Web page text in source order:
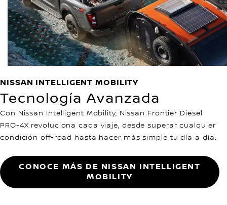
Tecnología Avanzada
NISSAN INTELLIGENT MOBILITY
Con Nissan Intelligent Mobility, Nissan Frontier Diesel
PRO-4X revoluciona cada viaje, desde superar cualquier
condición off-road hasta hacer más simple tu día a día.
CONOCE MÁS DE NISSAN INTELLIGENT
MOBILITY